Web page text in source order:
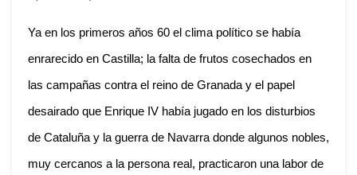
Ya en los primeros años 60 el clima político se había
enrarecido en Castilla; la falta de frutos cosechados en
las campañas contra el reino de Granada y el papel
desairado que Enrique IV había jugado en los disturbios
de Cataluña y la guerra de Navarra donde algunos nobles,
muy cercanos a la persona real, practicaron una labor de